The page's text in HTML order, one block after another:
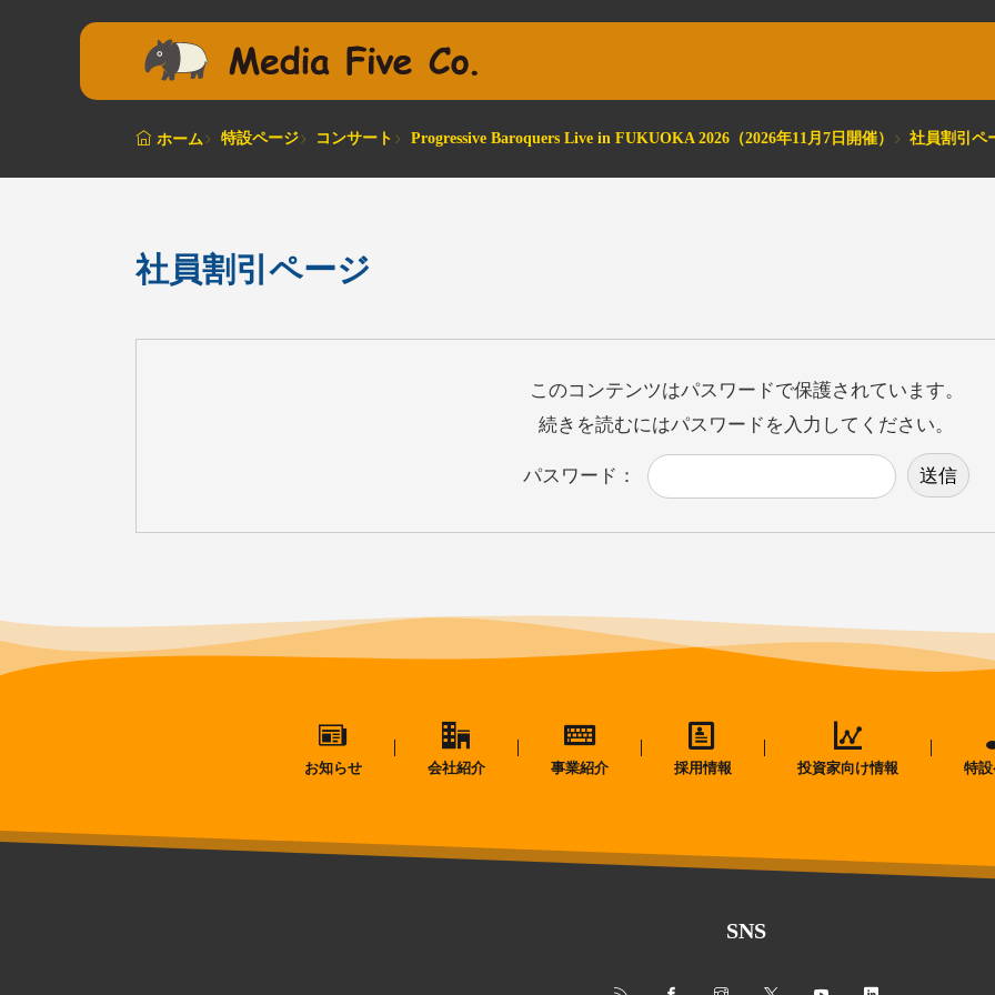
ホーム 特設ページ コンサート Progressive Baroquers Live in FUKUOKA 2026（2026年11月7日開催） 社員割引ペ
社員割引ページ
このコンテンツはパスワードで保護されています。
続きを読むにはパスワードを入力してください。
パスワード：
お知らせ 会社紹介 事業紹介 採用情報 投資家向け情報 特
SNS